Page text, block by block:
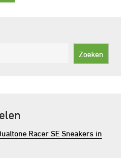
Zoeken
Racer SE Sneakers in